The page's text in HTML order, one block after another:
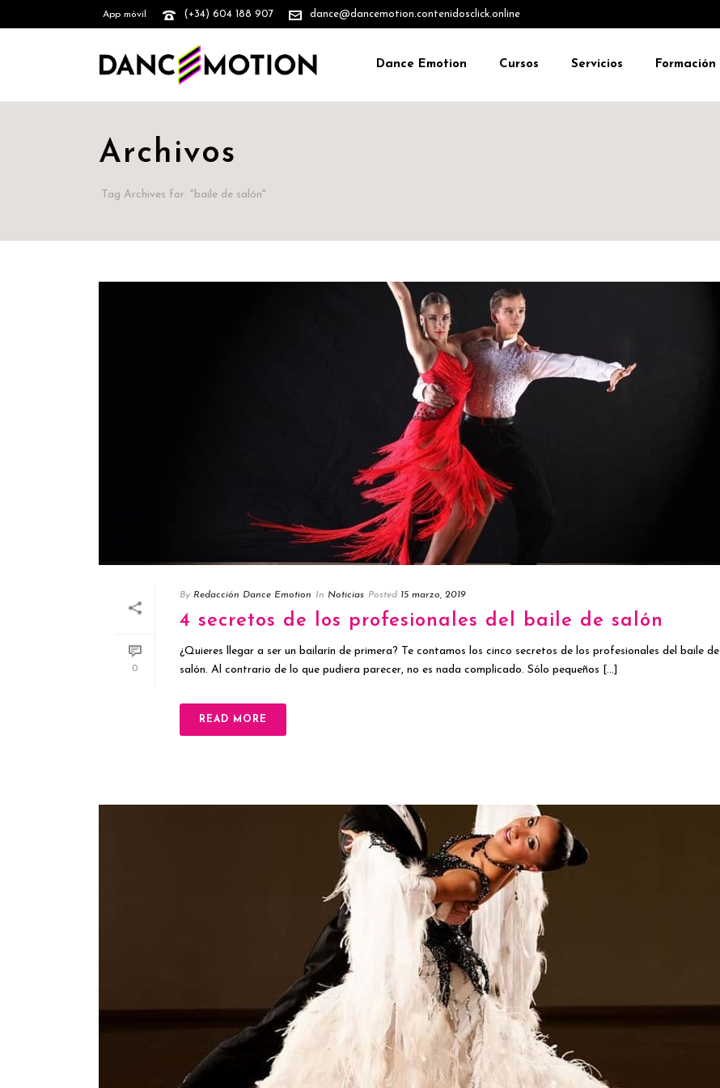
App móvil (+34) 604 188 907 dance@dancemotion.contenidosclick.online
Dance Emotion Cursos Servicios Formación
Archivos
Tag Archives for: "baile de salón"
0
By Redacción Dance Emotion In Noticias Posted 15 marzo, 2019
4 secretos de los profesionales del baile de salón
¿Quieres llegar a ser un bailarín de primera? Te contamos los cinco secretos de los profesionales del baile de
salón. Al contrario de lo que pudiera parecer, no es nada complicado. Sólo pequeños [...]
READ MORE